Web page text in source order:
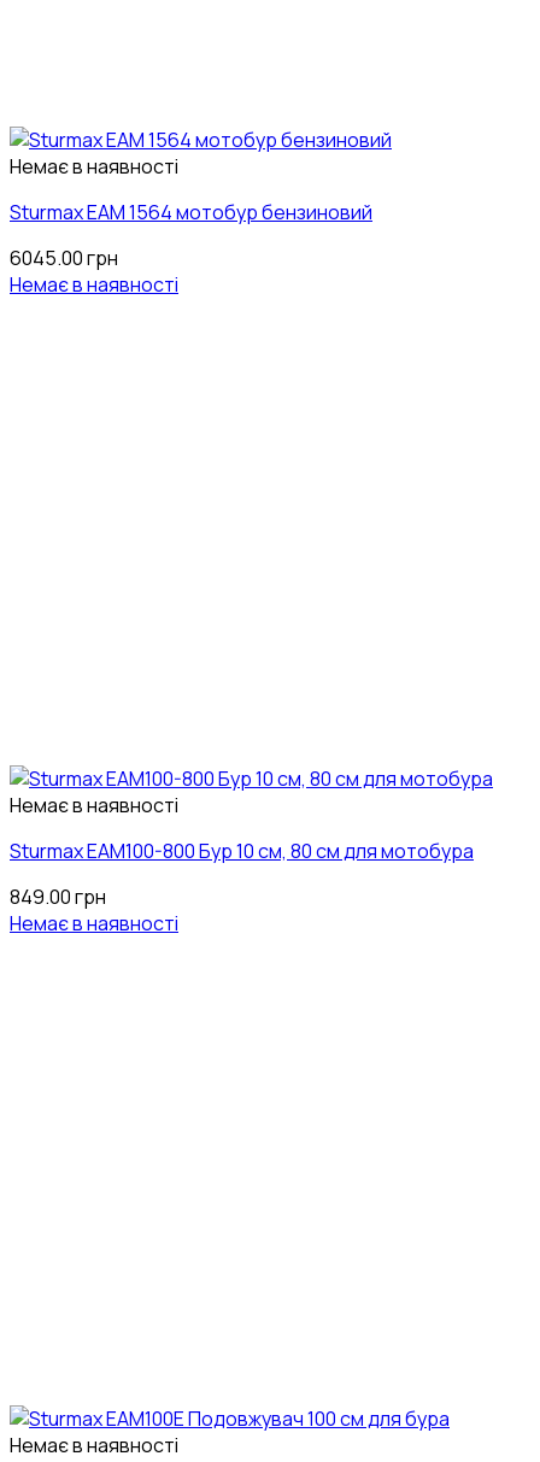
Немає в наявності
Sturmax EAM 1564 мотобур бензиновий
6045.00грн
Немає в наявності
Немає в наявності
Sturmax EAM100-800 Бур 10 cм, 80 см для мотобура
849.00грн
Немає в наявності
Немає в наявності